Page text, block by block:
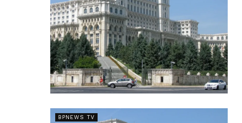
BPNEWS TV